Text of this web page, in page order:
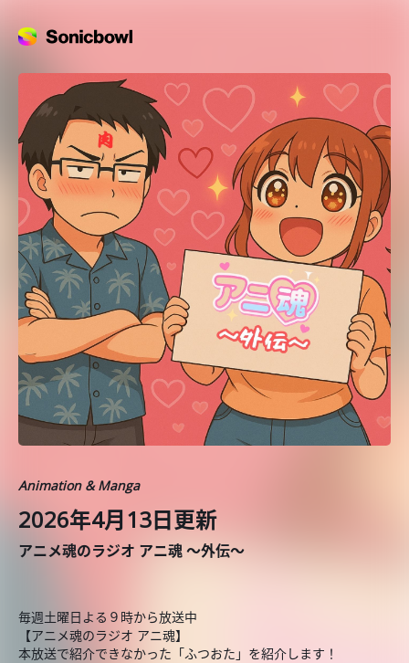
Animation & Manga
2026年4月13日更新
アニメ魂のラジオ アニ魂 ～外伝～
毎週土曜日よる９時から放送中
【アニメ魂のラジオ アニ魂】
本放送で紹介できなかった「ふつおた」を紹介します！